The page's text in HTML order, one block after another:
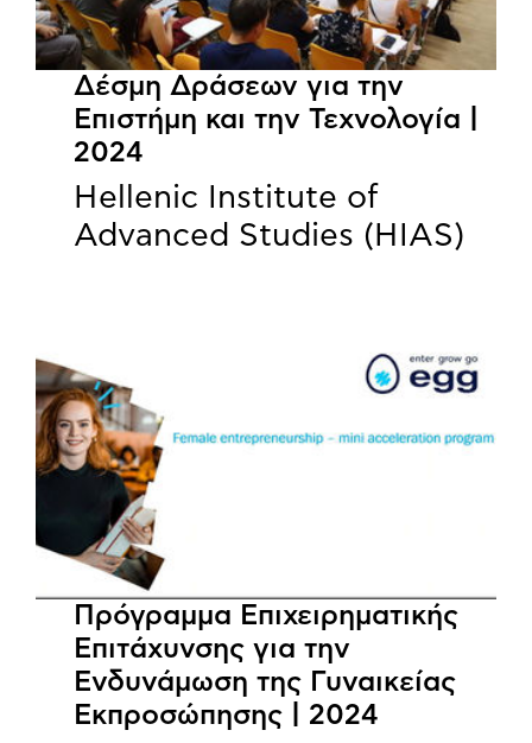
Δέσμη Δράσεων για την
Επιστήμη και την Τεχνολογία |
2024
Hellenic Institute of
Advanced Studies (HIAS)
Πρόγραμμα Επιχειρηματικής
Επιτάχυνσης για την
Ενδυνάμωση της Γυναικείας
Εκπροσώπησης | 2024